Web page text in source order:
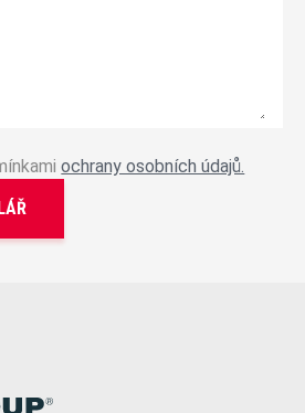
ochrany osobních údajů.